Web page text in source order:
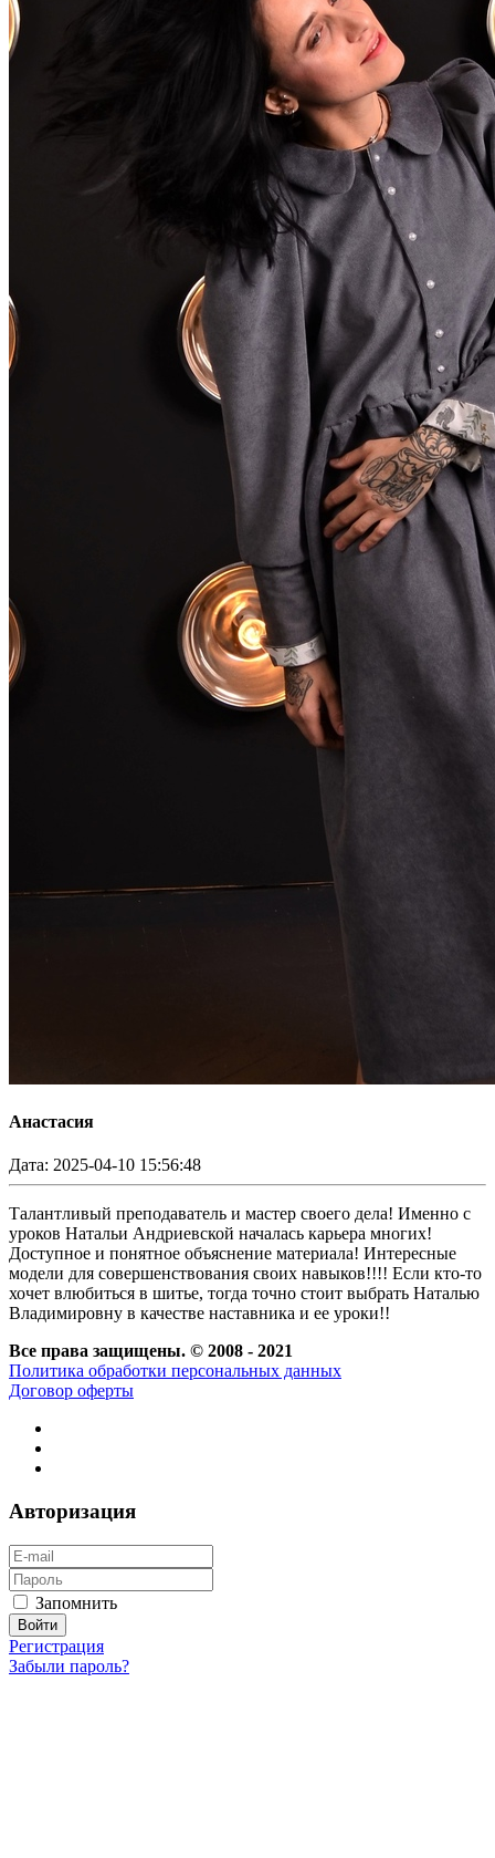
Анастасия
Дата: 2025-04-10 15:56:48
Талантливый преподаватель и мастер своего дела! Именно с
уроков Натальи Андриевской началась карьера многих!
Доступное и понятное объяснение материала! Интересные
модели для совершенствования своих навыков!!!! Если кто-то
хочет влюбиться в шитье, тогда точно стоит выбрать Наталью
Владимировну в качестве наставника и ее уроки!!
Все права защищены. © 2008 - 2021
Политика обработки персональных данных
Договор оферты
Авторизация
Запомнить
Регистрация
Забыли пароль?